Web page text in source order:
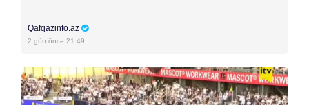
Qafqazinfo.az
2 gün öncə 21:49